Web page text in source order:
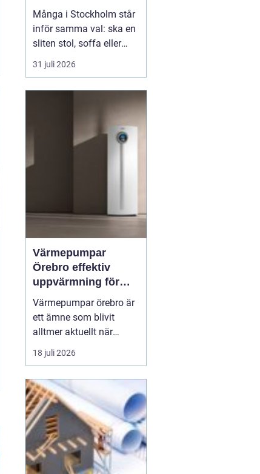
möbler
Många i Stockholm står
inför samma val: ska en
sliten stol, soffa eller
fåtölj slängas, säljas
billigt eller renoveras?
möbelrenovering istället
för nyköp. Resultatet blir
ofta både mer personligt,
31 juli 2026
Värmepumpar
Örebro effektiv
uppvärmning för
hus och fastigheter
Värmepumpar örebro är
ett ämne som blivit
alltmer aktuellt när
energipriser stiger och
fler vill sänka sina
samtidigt som
klimatpåverkan minskar.
Många villaägare och
fastighetsägare i
regionen tittar på hur de
kan byta från direktver...
18 juli 2026